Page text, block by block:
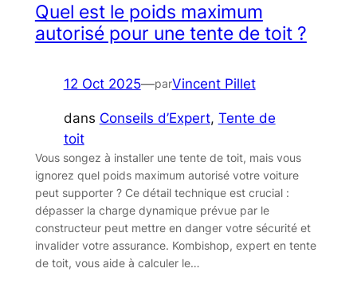
Quel est le poids maximum
autorisé pour une tente de toit ?
12 Oct 2025—parVincent Pillet
dans Conseils d’Expert, Tente de
toit
Vous songez à installer une tente de toit, mais vous
ignorez quel poids maximum autorisé votre voiture
peut supporter ? Ce détail technique est crucial :
dépasser la charge dynamique prévue par le
constructeur peut mettre en danger votre sécurité et
invalider votre assurance. Kombishop, expert en tente
de toit, vous aide à calculer le…